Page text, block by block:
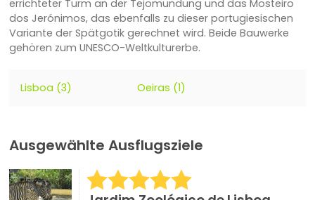
errichteter Turm an der Tejomündung und das Mosteiro
dos Jerónimos, das ebenfalls zu dieser portugiesischen
Variante der Spätgotik gerechnet wird. Beide Bauwerke
gehören zum UNESCO-Weltkulturerbe.
Lisboa (3) Oeiras (1)
Ausgewählte Ausflugsziele